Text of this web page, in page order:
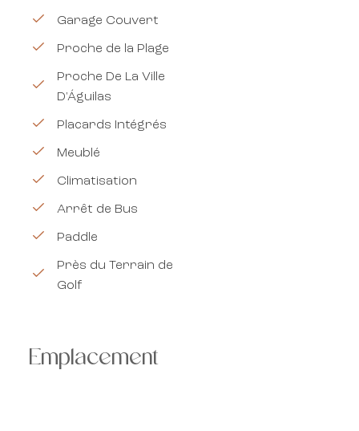
Garage Couvert
Proche de la Plage
Proche De La Ville
D'Águilas
Placards Intégrés
Meublé
Climatisation
Arrêt de Bus
Paddle
Près du Terrain de
Golf
Emplacement